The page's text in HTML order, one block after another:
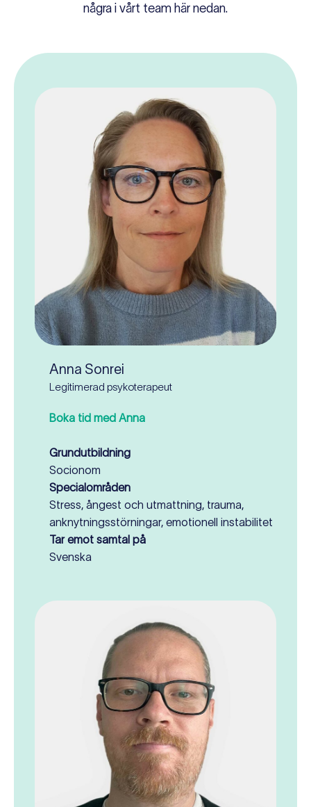
några i vårt team här nedan.
Anna Sonrei
Legitimerad psykoterapeut
Boka tid med Anna
Grundutbildning
Socionom
Specialområden
Stress, ångest och utmattning, trauma,
anknytningsstörningar, emotionell instabilitet
Tar emot samtal på
Svenska